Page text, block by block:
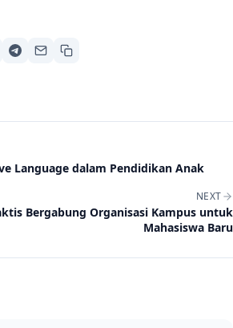
Language dalam Pendidikan Anak
NEXT
Bergabung Organisasi Kampus untuk
Mahasiswa Baru